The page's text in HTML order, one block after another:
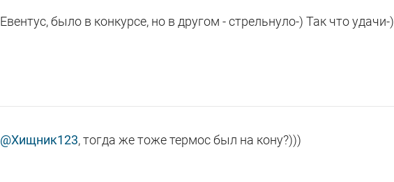
Евентус, было в конкурсе, но в другом - стрельнуло-) Так что удачи-)
@Хищник123, тогда же тоже термос был на кону?)))